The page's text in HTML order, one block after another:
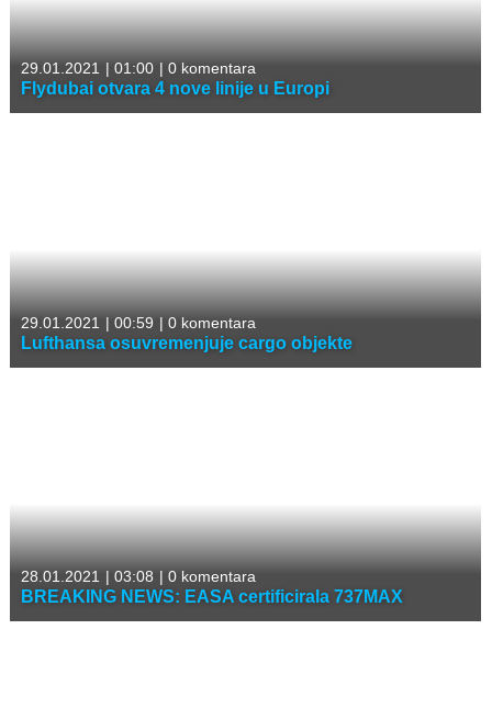
29.01.2021 | 01:00 | 0 komentara
Flydubai otvara 4 nove linije u Europi
29.01.2021 | 00:59 | 0 komentara
Lufthansa osuvremenjuje cargo objekte
28.01.2021 | 03:08 | 0 komentara
BREAKING NEWS: EASA certificirala 737MAX